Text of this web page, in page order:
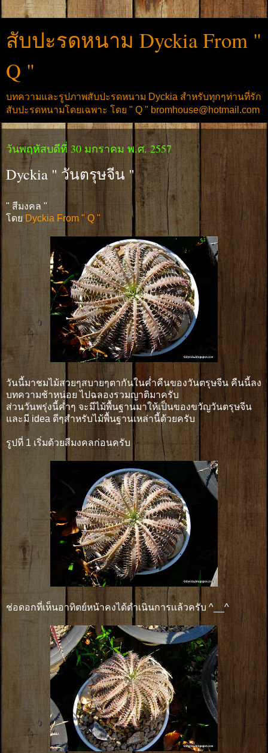
สับปะรดหนาม Dyckia From "
Q "
บทความและรูปภาพสับปะรดหนาม Dyckia สำหรับทุกๆท่านที่รัก
สับปะรดหนามโดยเฉพาะ โดย " Q " bromhouse@hotmail.com
วันพฤหัสบดีที่ 30 มกราคม พ.ศ. 2557
Dyckia " วันตรุษจีน "
" สีมงคล "
โดยDyckia From " Q "
วันนี้มาชมไม้สวยๆสบายๆตากันในค่ำคืนของวันตรุษจีน คืนนี้ลง
บทความช้าหน่อย ไปฉลองรวมญาติมาครับ
ส่วนวันพรุ่งนี้ค่ำๆ จะมีไม้พื้นฐานมาให้เป็นของขวัญวันตรุษจีน
และมี idea ดีๆสำหรับไม้พื้นฐานเหล่านี้ด้วยครับ
รูปที่ 1 เริ่มด้วยสีมงคลก่อนครับ
ช่อดอกที่เห็นอาทิตย์หน้าคงได้ดำเนินการเเล้วครับ ^__^